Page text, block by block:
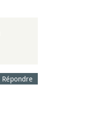
Répondre